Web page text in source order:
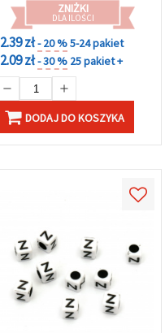
ZNIŻKI
DLA ILOŚCI
2.39 zł- 20 %5-24 pakiet
2.09 zł- 30 % 25 pakiet +
DODAJ DO KOSZYKA